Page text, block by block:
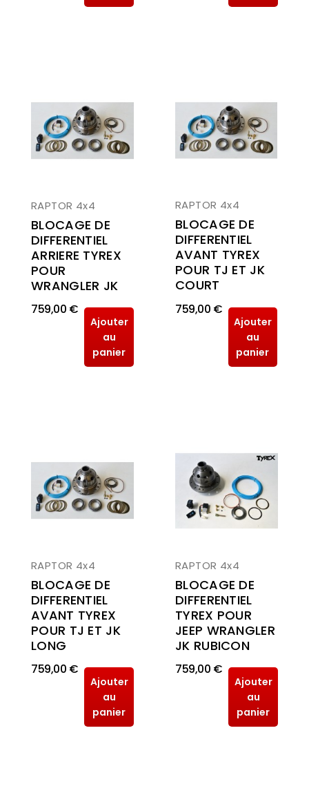
RAPTOR 4x4
BLOCAGE DE
DIFFERENTIEL
ARRIERE TYREX
POUR
WRANGLER JK
759,00 €
Ajouter
au
panier
RAPTOR 4x4
BLOCAGE DE
DIFFERENTIEL
AVANT TYREX
POUR TJ ET JK
COURT
759,00 €
Ajouter
au
panier
RAPTOR 4x4
BLOCAGE DE
DIFFERENTIEL
AVANT TYREX
POUR TJ ET JK
LONG
759,00 €
Ajouter
au
panier
RAPTOR 4x4
BLOCAGE DE
DIFFERENTIEL
TYREX POUR
JEEP WRANGLER
JK RUBICON
759,00 €
Ajouter
au
panier